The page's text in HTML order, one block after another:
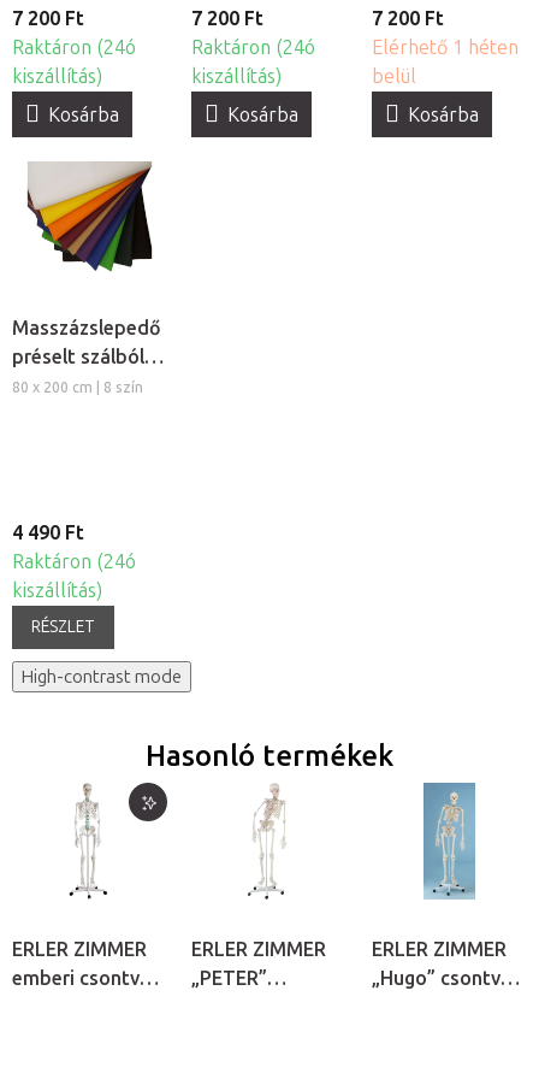
7 200 Ft
Raktáron (24ó
kiszállítás)
Kosárba
7 200 Ft
Raktáron (24ó
kiszállítás)
Kosárba
7 200 Ft
Elérhető 1 héten
belül
Kosárba
Masszázslepedő
préselt szálból,
5db
80 x 200 cm | 8 szín
4 490 Ft
Raktáron (24ó
kiszállítás)
RÉSZLET
High-contrast mode
Hasonló termékek
ERLER ZIMMER
emberi csontváz
ERLER ZIMMER
„PETER”
ERLER ZIMMER
„Hugo” csontváz